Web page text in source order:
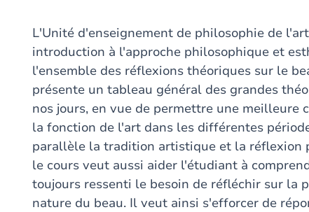
L'Unité d'enseignement de philosophie de
introduction à l'approche philosophique et
l'ensemble des réflexions théoriques sur le
présente un tableau général des grandes
nos jours, en vue de permettre une meilleure
la fonction de l'art dans les différentes
parallèle la tradition artistique et la réflexion
le cours veut aussi aider l'étudiant à
toujours ressenti le besoin de réfléchir sur la
nature du beau. Il veut ainsi s'efforcer de